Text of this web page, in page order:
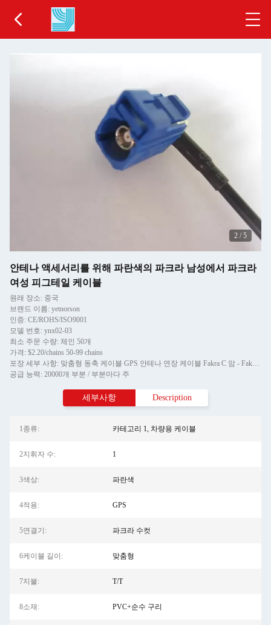
2 /5
안테나 액세서리를 위해 파란색의 파크라 남성에서 파크라
여성 피그테일 케이블
원래 장소: 중국
브랜드 이름: yetnorson
인증: CE/ROHS/ISO9001
모델 번호: ynx02-03
최소 주문 수량: 체인 50개
가격: $2.20/chains 50-99 chains
포장 세부 사항: 맞춤형 동축 케이블 GPS 안테나 연장 케이블 Fakra C 암 - Fakra C 수의 PE 백 포장 1개가 포함된 제품 1개
공급 능력: 20000개 부분 / 부분마다 주
세부사항 Description
1종류: 카테고리 1, 차량용 케이블
2지휘자 수: 1
3색상: 파란색
4적용: GPS
5연결기: 파크라 수컷
6케이블 길이: 맞춤형
7지불: T/T
8소재: PVC+순수 구리